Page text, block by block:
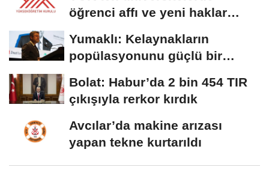
öğrenci affı ve yeni haklar
Yumaklı: Kelaynakların
popülasyonunu güçlü bir
Bolat: Habur’da 2 bin 454 TIR
çıkışıyla rerkor kırdık
Avcılar’da makine arızası
yapan tekne kurtarıldı